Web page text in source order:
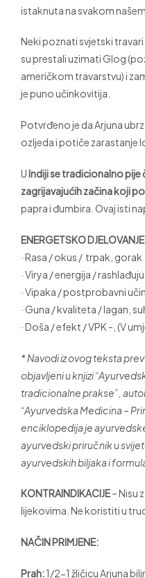
istaknuta na svakom
Neki poznati svjetski
su prestali uzimati Glog
američkom travarstvu) i
je puno učinkovitija.
Potvrđeno je da Arjuna
ozljeda i potiče zarastanje
UIndiji se tradicionalno
zagrijavajućih začina koji
papra i đumbira. Ovaj isti
ENERGETSKO DJELOVANJE
· Rasa / okus / trpak, gorak
· Virya / energija /
· Vipaka / postprobavni
· Guna / kvaliteta / lagan,
· Doša / efekt / VPK -, (V
* Navodi iz ovog teksta
objavljeni u knjizi
tradicionalne prakse”,
“Ayurvedska Medicina –
enciklopedija je
ayurvedski priručnik u
ayurvedskih biljaka i
KONTRAINDIKACIJE– Nisu
lijekovima. Ne koristiti u
NAČIN PRIMJENE:
Prah:1/2-1 žličicu Arjuna